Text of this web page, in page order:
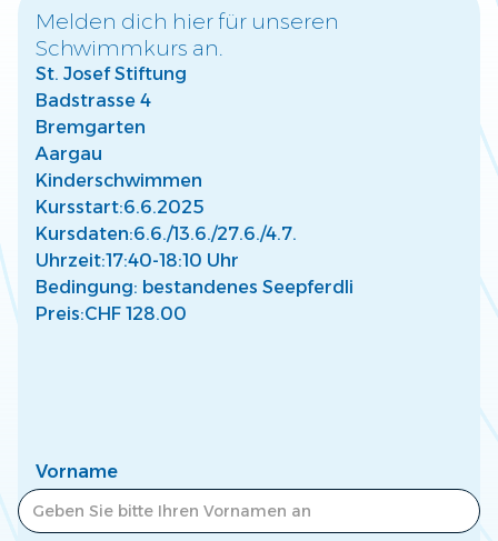
Warum frühzeitige Wassergewöhnung für
Kinder wichtig ist
Entdecke, wie frühe Wassergewöhnung die Entwicklung
Deines Kindes fördert und eine sichere Basis für Freude
am Wasser schafft.
Mehr lesen
Zum Newscenter >
Melden dich hier für unseren
Schwimmkurs an.
St. Josef Stiftung
Badstrasse 4
Bremgarten
Aargau
Kinderschwimmen
Kursstart:6.6.2025
Kursdaten:6.6./13.6./27.6./4.7.
Uhrzeit:17:40-18:10 Uhr
Bedingung: bestandenes Seepferdli
Preis:CHF 128.00
Vorname